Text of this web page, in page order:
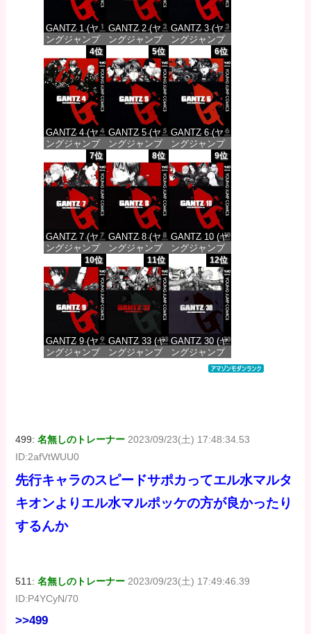
GANTZ 1 (ヤ
ングジャンプ
コミックス
DIGITAL)
価格：¥100
GANTZ 2 (ヤ
ングジャンプ
コミックス
DIGITAL)
価格：¥100
GANTZ 3 (ヤ
ングジャンプ
コミックス
DIGITAL)
価格：¥100
4位
GANTZ 4 (ヤ
ングジャンプ
コミックス
DIGITAL)
価格：¥100
5位
GANTZ 5 (ヤ
ングジャンプ
コミックス
DIGITAL)
価格：¥100
6位
GANTZ 6 (ヤ
ングジャンプ
コミックス
DIGITAL)
価格：¥100
7位
GANTZ 7 (ヤ
ングジャンプ
コミックス
DIGITAL)
価格：¥100
8位
GANTZ 8 (ヤ
ングジャンプ
コミックス
DIGITAL)
価格：¥100
9位
GANTZ 10 (ヤ
ングジャンプ
コミックス
DIGITAL)
価格：¥100
10位
GANTZ 9 (ヤ
ングジャンプ
11位
GANTZ 33 (ヤ
ングジャンプ
12位
GANTZ 30 (ヤ
ングジャンプ
コミックス
499:名無しのトレーナー 2023/09/23(土) 17:48:34.53
ID:2afVtWUU0
先行キャラのスピードサポカってエル水マルタ
キオンよりエル水マルポッケの方が良かったり
するんか
511:名無しのトレーナー 2023/09/23(土) 17:49:46.39
ID:P4YCyN/70
>>499